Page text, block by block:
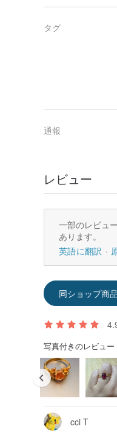
タグ
通報
レビュー
一部のレビュ
あります。
英語に翻訳
同ショップ商
写真付きのレビュー
cci T